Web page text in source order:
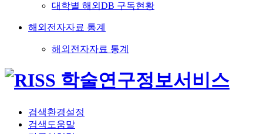
대학별 해외DB 구독현황
해외전자자료 통계
해외전자자료 통계
검색환경설정
검색도움말